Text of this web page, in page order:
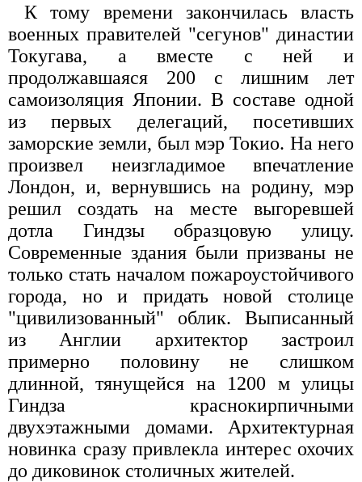
К тому времени закончилась власть
военных правителей "сегунов" династии
Токугава, а вместе с ней и
продолжавшаяся 200 с лишним лет
самоизоляция Японии. В составе одной
из первых делегаций, посетивших
заморские земли, был мэр Токио. На него
произвел неизгладимое впечатление
Лондон, и, вернувшись на родину, мэр
решил создать на месте выгоревшей
дотла Гиндзы образцовую улицу.
Современные здания были призваны не
только стать началом пожароустойчивого
города, но и придать новой столице
"цивилизованный" облик. Выписанный
из Англии архитектор застроил
примерно половину не слишком
длинной, тянущейся на 1200 м улицы
Гиндза краснокирпичными
двухэтажными домами. Архитектурная
новинка сразу привлекла интерес охочих
до диковинок столичных жителей.